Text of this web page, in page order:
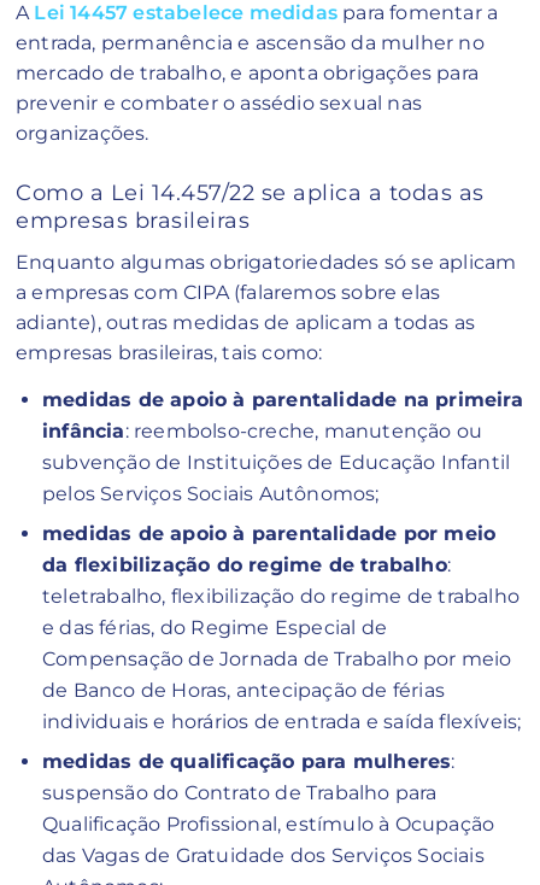
A Lei 14457 estabelece medidas para fomentar a
entrada, permanência e ascensão da mulher no
mercado de trabalho, e aponta obrigações para
prevenir e combater o assédio sexual nas
organizações.
Como a Lei 14.457/22 se aplica a todas as
empresas brasileiras
Enquanto algumas obrigatoriedades só se aplicam
a empresas com CIPA (falaremos sobre elas
adiante), outras medidas de aplicam a todas as
empresas brasileiras, tais como:
medidas de apoio à parentalidade na primeira
infância: reembolso-creche, manutenção ou
subvenção de Instituições de Educação Infantil
pelos Serviços Sociais Autônomos;
medidas de apoio à parentalidade por meio
da flexibilização do regime de trabalho:
teletrabalho, flexibilização do regime de trabalho
e das férias, do Regime Especial de
Compensação de Jornada de Trabalho por meio
de Banco de Horas, antecipação de férias
individuais e horários de entrada e saída flexíveis;
medidas de qualificação para mulheres:
suspensão do Contrato de Trabalho para
Qualificação Profissional, estímulo à Ocupação
das Vagas de Gratuidade dos Serviços Sociais